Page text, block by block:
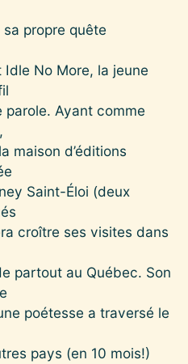
propre quête
No More, la jeune
Ayant comme
maison d’éditions
Saint-Éloi (deux
croître ses visites dans
partout au Québec. Son
poétesse a traversé le
pays (en 10 mois!)